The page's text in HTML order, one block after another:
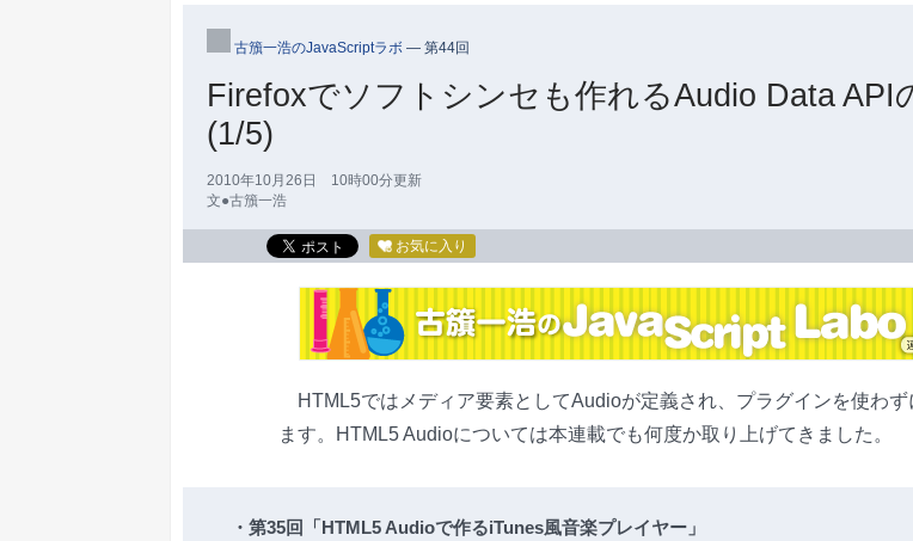
古籏一浩のJavaScriptラボ ― 第44回
Firefoxでソフトシンセも作れるAudio Data API
(1/5)
2010年10月26日 10時00分更新
文●古籏一浩
お気に入り
HTML5ではメディア要素としてAudioが定義され、プラグインを使わず
ます。HTML5 Audioについては本連載でも何度か取り上げてきました。
・第35回「HTML5 Audioで作るiTunes風音楽プレイヤー」